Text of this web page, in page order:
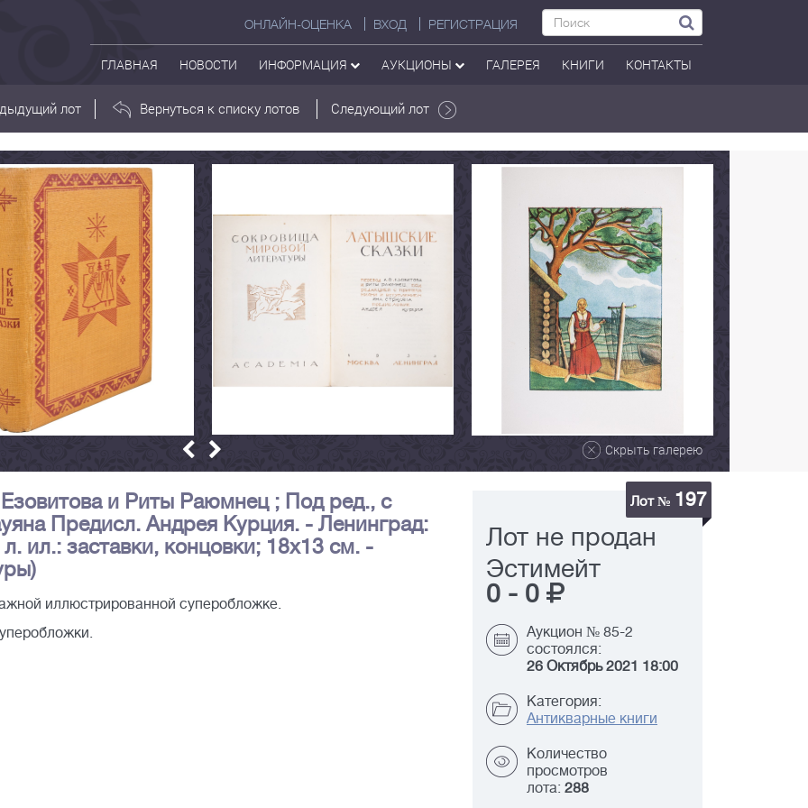
ОНЛАЙН-ОЦЕНКА ВХОД РЕГИСТРАЦИЯ
ГЛАВНАЯ НОВОСТИ ИНФОРМАЦИЯ АУКЦИОНЫ ГАЛЕРЕЯ КНИГИ КОНТАКТЫ
лот Вернуться к списку лотов Следующий лот
Скрыть галерею
и Риты Раюмнец ; Под ред., с
Предисл. Андрея Курция. - Ленинград:
ил.: заставки, концовки; 18х13 см. -
иллюстрированной суперобложке.
Лот № 197
Лот не продан
Эстимейт
0 - 0
Аукцион № 85-2
состоялся:
26 Октябрь 2021 18:00
Категория:
Антикварные книги
Количество
просмотров
лота: 288